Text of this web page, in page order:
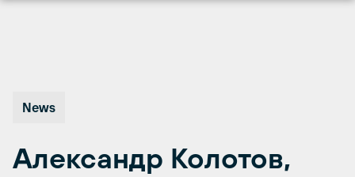
News
Александр Колотов,